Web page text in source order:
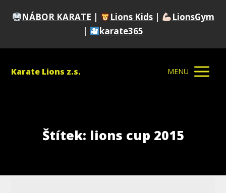
NÁBOR KARATE | Lions Kids |
LionsGym
|
karate365
Karate Lions z.s. MENU
Štítek: lions cup 2015